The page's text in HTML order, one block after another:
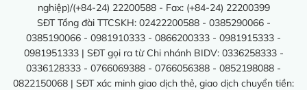
nghiệp)/(+84-24) 22200588 - Fax: (+84-24) 22200399
SĐT Tổng đài TTCSKH: 02422200588 - 0385290066 -
0385190066 - 0981910333 - 0866200333 - 0981915333 -
0981951333 | SĐT gọi ra từ Chi nhánh BIDV: 0336258333 -
0336128333 - 0766069388 - 0766056388 - 0852198088 -
0822150068 | SĐT xác minh giao dịch thẻ, giao dịch chuyển tiền: